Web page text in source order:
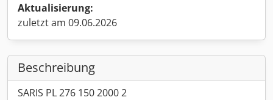
Aktualisierung:
zuletzt am 09.06.2026
Beschreibung
SARIS PL 276 150 2000 2